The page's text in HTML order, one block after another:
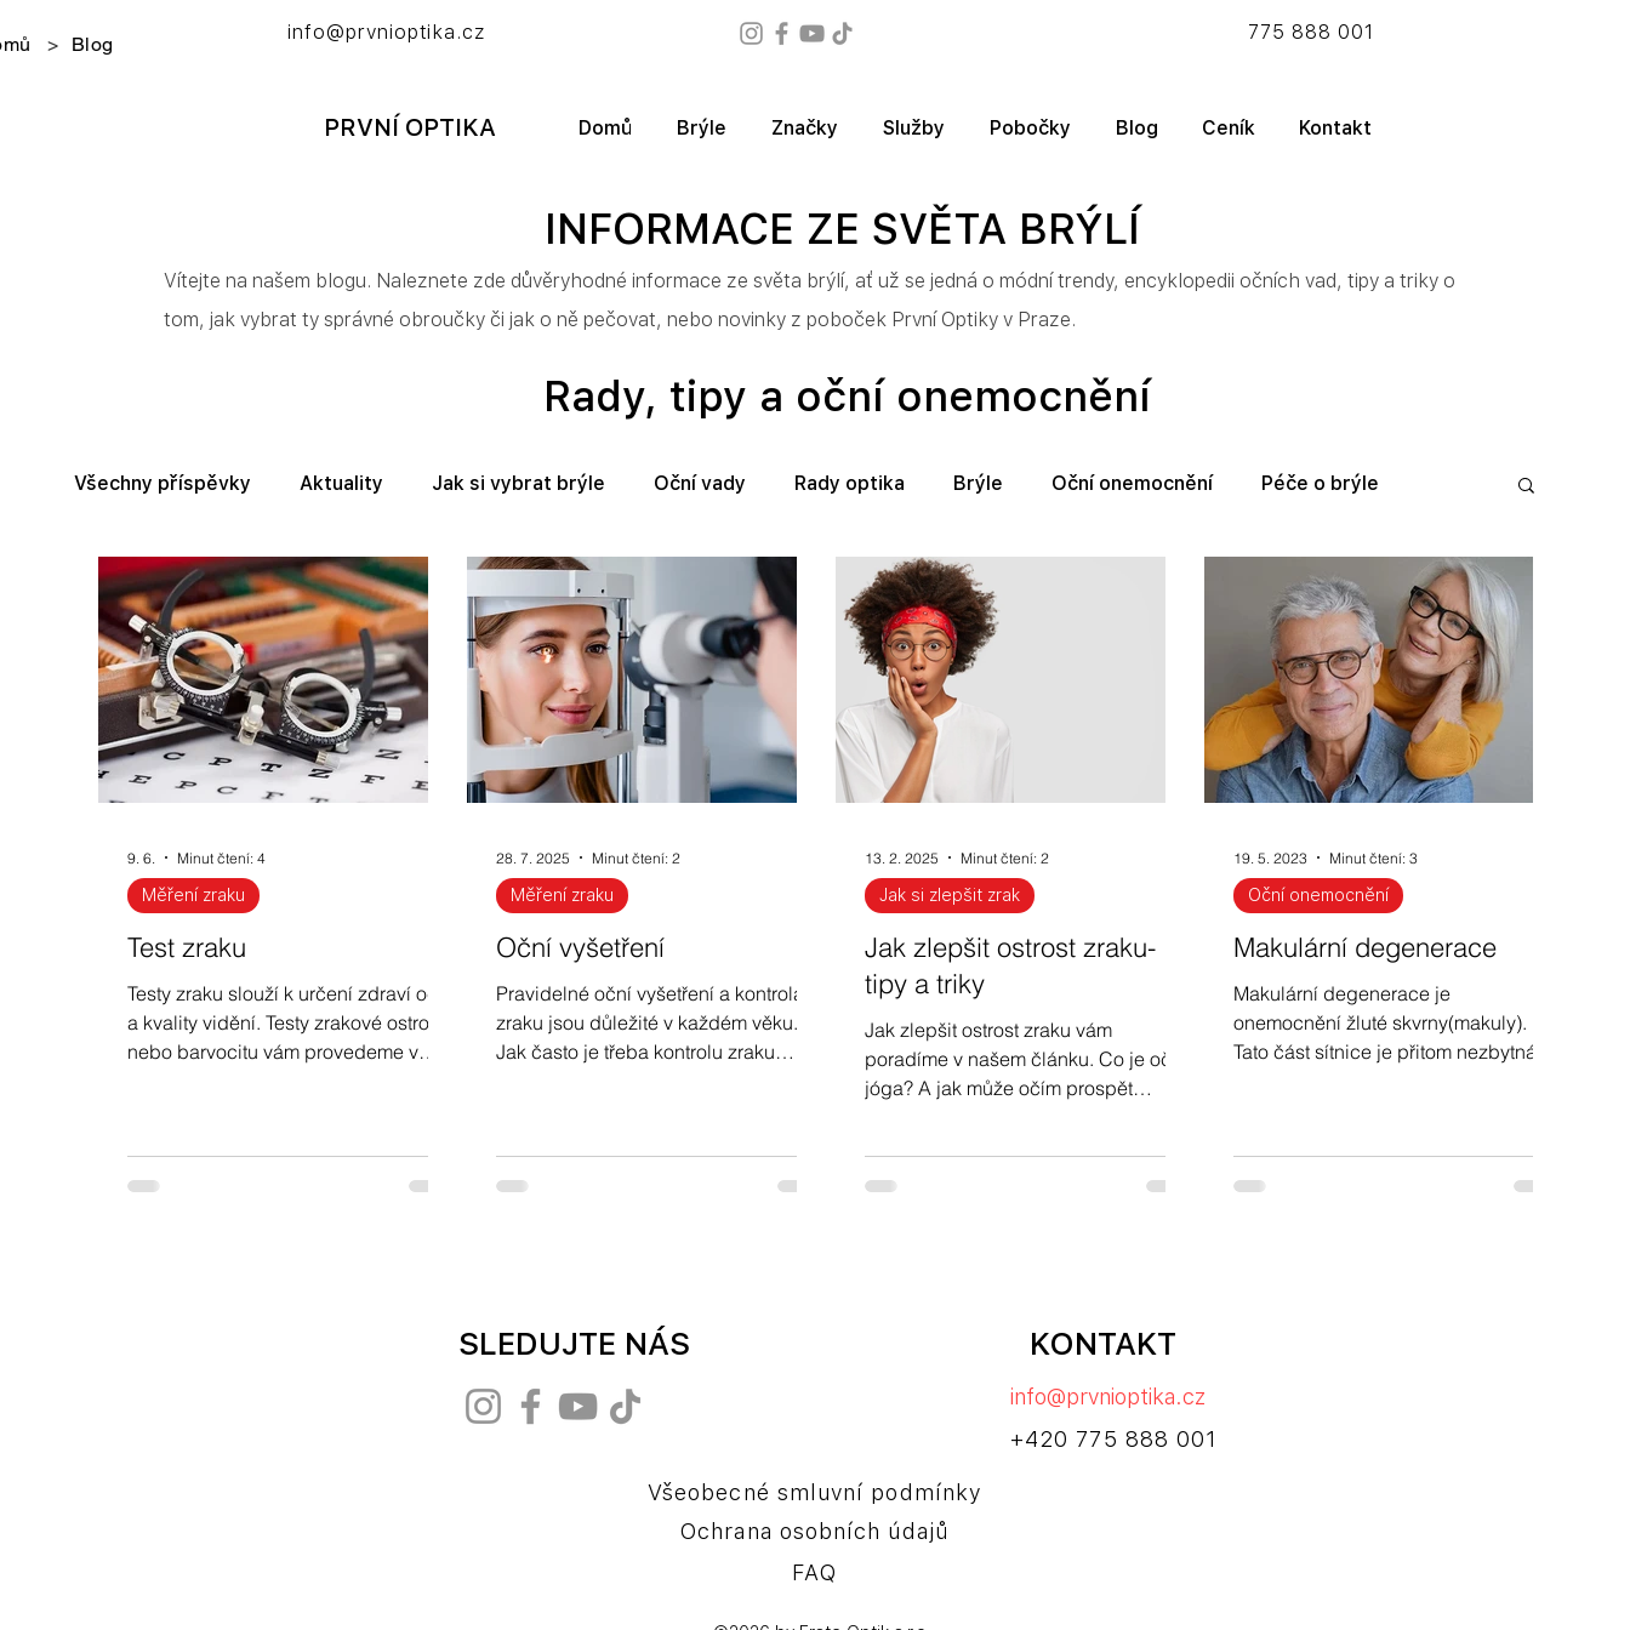
> Blog info@prvnioptika.cz 775 888 001
PRVNÍ OPTIKA Domů Brýle Značky Služby Pobočky Blog Ceník Kontakt
INFORMACE ZE SVĚTA BRÝLÍ
Vítejte na našem blogu. Naleznete zde důvěryhodné informace ze světa brýlí, ať už se jedná o módní trendy, encyklopedii očních vad, tipy a triky o
tom, jak vybrat ty správné obroučky či jak o ně pečovat, nebo novinky z poboček První Optiky v Praze.
Rady, tipy a oční onemocnění
Všechny příspěvky Aktuality Jak si vybrat brýle Oční vady Rady optika Brýle Oční onemocnění Péče o brýle
Nejčastější dotazy na téma brýle Informace ze světa optiky Oční čočky Měření zraku
Slevy a akční nabídky Módní brýle - aktuální trendy Oční vady u dětí Jak si zlepšit zrak Jak zlepšit zrak u dětí
Zdravé oči a vitamín A Beta karoten, karotenoidy Oční jóga Jak zlepšit zrak na dálku Jak vybrat sluneční brýle
Sluneční brýle Brýle pro řidiče Antireflexní brýle Brýle proti modrému světlu Ochrana zraku Fotochromy
Test zraku
Testy zraku slouží k určení zdraví očí
a kvality vidění. Testy zrakové ostrosti
nebo barvocitu vám provedeme v
Měření zraku
9. 6. Minut čtení: 4
Oční vyšetření
Pravidelné oční vyšetření a kontrola
zraku jsou důležité v každém věku.
Jak často je třeba kontrolu zraku
Měření zraku
28. 7. 2025 Minut čtení: 2
Jak zlepšit ostrost zraku-
tipy a triky
Jak zlepšit ostrost zraku vám
poradíme v našem článku. Co je oční
jóga? A jak může očím prospět
Jak si zlepšit zrak
13. 2. 2025 Minut čtení: 2
Makulární degenerace
Makulární degenerace je
onemocnění žluté skvrny(makuly).
Tato část sítnice je přitom nezbytná
Oční onemocnění
19. 5. 2023 Minut čtení: 3
SLEDUJTE NÁS KONTAKT
info@prvnioptika.cz
+420 775 888 001
Všeobecné smluvní podmínky
Ochrana osobních údajů
FAQ